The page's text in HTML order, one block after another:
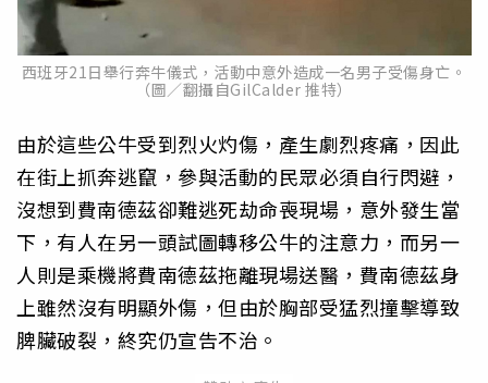
西班牙21日舉行奔牛儀式，活動中意外造成一名男子受傷身亡。
（圖／翻攝自GilCalder 推特）
由於這些公牛受到烈火灼傷，產生劇烈疼痛，因此
在街上抓奔逃竄，參與活動的民眾必須自行閃避，
沒想到費南德茲卻難逃死劫命喪現場，意外發生當
下，有人在另一頭試圖轉移公牛的注意力，而另一
人則是乘機將費南德茲拖離現場送醫，費南德茲身
上雖然沒有明顯外傷，但由於胸部受猛烈撞擊導致
脾臟破裂，終究仍宣告不治。